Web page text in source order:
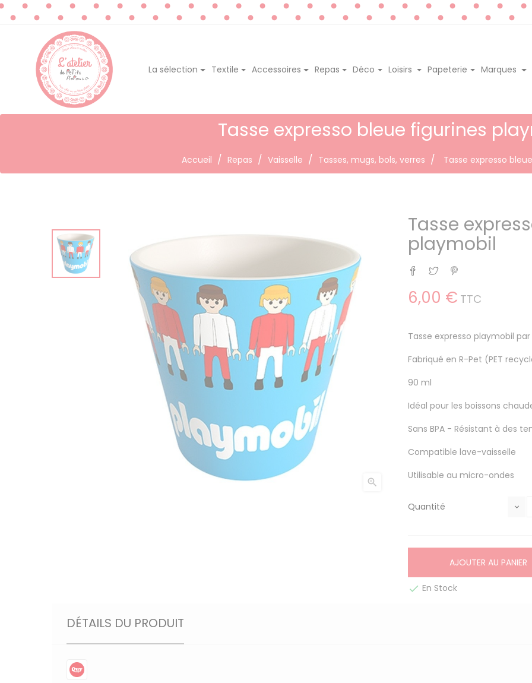
La sélection Textile Accessoires Repas Déco Loisirs Papeterie Marques
Tasse expresso bleue figurines
Accueil Repas Vaisselle Tasses, mugs, bols, verres Tasse expresso

Tasse
playmobil
Partager
Tweet
6,00 € TTC
Tasse expresso playmobil
Fabriqué en R-Pet (PET
90 ml
Idéal pour les boissons
Sans BPA - Résistant à des
Compatible lave-vaisselle
Utilisable au micro-ondes
Quantité
AJOUTER AU PANIER
 En Stock
DÉTAILS DU PRODUIT